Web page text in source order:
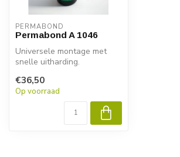
PERMABOND
Permabond A 1046
Universele montage met
snelle uitharding.
€36,50
Op voorraad